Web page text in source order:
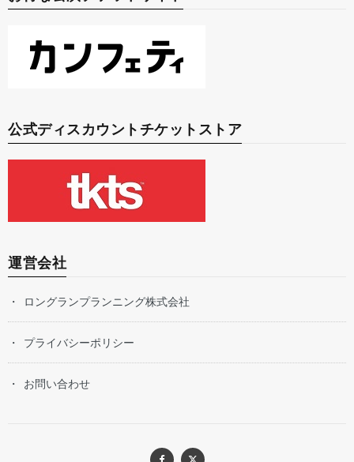
公式ディスカウントチケットストア
運営会社
ロングランプランニング株式会社
プライバシーポリシー
お問い合わせ